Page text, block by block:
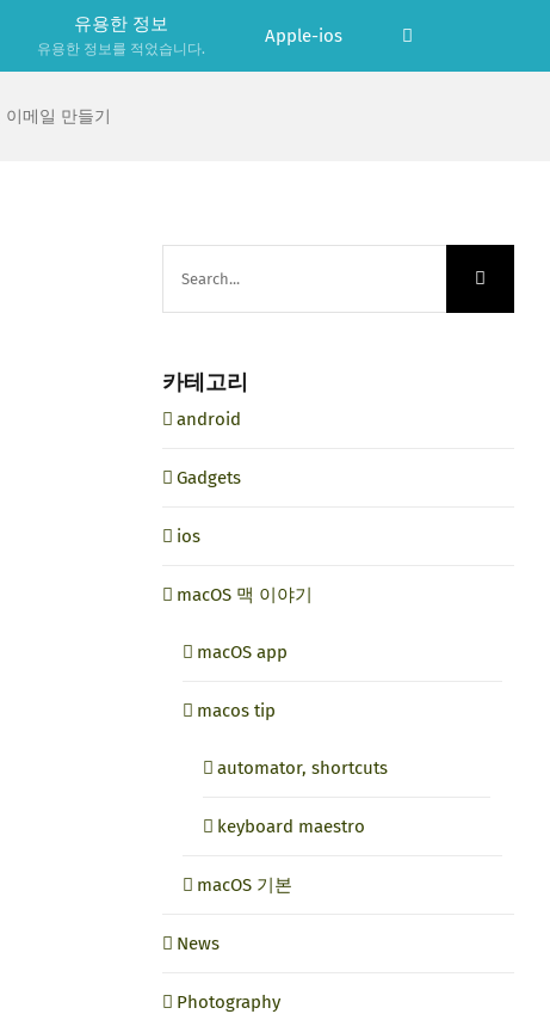
유용한 정보
유용한 정보를 적었습니다.
Apple-ios
메일 만들기
카테고리
android
Gadgets
ios
macOS 맥 이야기
macOS app
macos tip
automator, shortcuts
keyboard maestro
macOS 기본
News
Photography